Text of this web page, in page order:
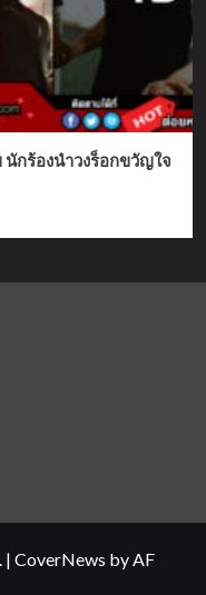
กร้องนำวงร็อกขวัญใจ
| CoverNews by AF